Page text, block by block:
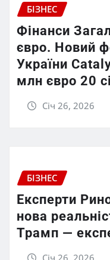
БІЗНЕС
Фінанси
євро. Новий
України
млн євро 20
Січ 26, 2026
БІЗНЕС
Експерти
нова
Трамп —
Січ 26, 2026